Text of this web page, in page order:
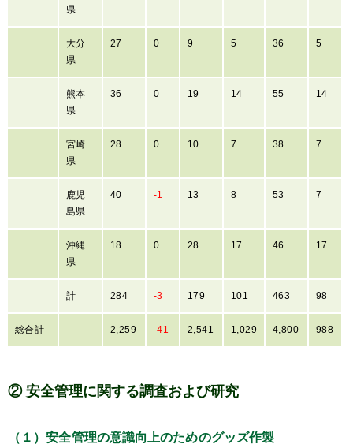
県
大分
県
27 0 9 5 36 5
熊本
県
36 0 19 14 55 14
宮崎
県
28 0 10 7 38 7
鹿児
島県
40 -1 13 8 53 7
沖縄
県
18 0 28 17 46 17
計 284 -3 179 101 463 98
総合計 2,259 -41 2,541 1,029 4,800 988
② 安全管理に関する調査および研究
（１）安全管理の意識向上のためのグッズ作製